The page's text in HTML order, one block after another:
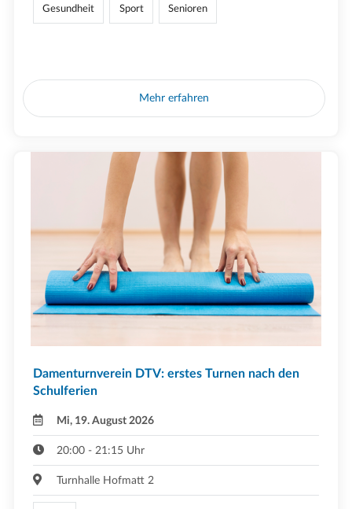
Gesundheit Sport Senioren
Mehr erfahren
Damenturnverein DTV: erstes Turnen nach den
Schulferien
Mi, 19. August 2026
20:00 - 21:15 Uhr
Turnhalle Hofmatt 2